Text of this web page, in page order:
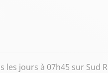
jours à 07h45 sur Sud